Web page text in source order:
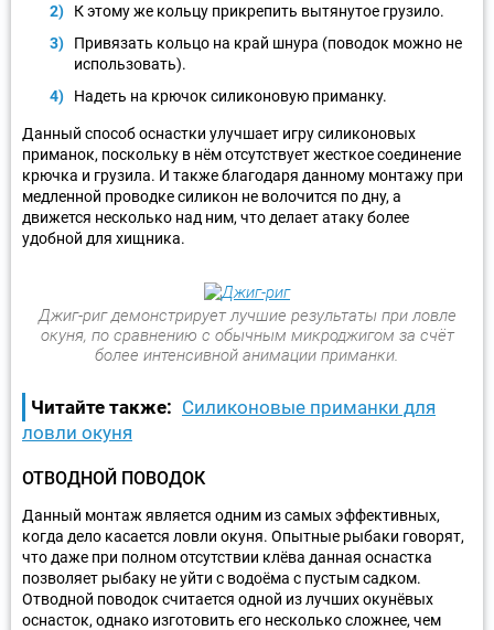
К этому же кольцу прикрепить вытянутое грузило.
Привязать кольцо на край шнура (поводок можно не
использовать).
Надеть на крючок силиконовую приманку.
Данный способ оснастки улучшает игру силиконовых
приманок, поскольку в нём отсутствует жесткое соединение
крючка и грузила. И также благодаря данному монтажу при
медленной проводке силикон не волочится по дну, а
движется несколько над ним, что делает атаку более
удобной для хищника.
Джиг-риг демонстрирует лучшие результаты при ловле
окуня, по сравнению с обычным микроджигом за счёт
более интенсивной анимации приманки.
Читайте также: Силиконовые приманки для
ловли окуня
ОТВОДНОЙ ПОВОДОК
Данный монтаж является одним из самых эффективных,
когда дело касается ловли окуня. Опытные рыбаки говорят,
что даже при полном отсутствии клёва данная оснастка
позволяет рыбаку не уйти с водоёма с пустым садком.
Отводной поводок считается одной из лучших окунёвых
оснасток, однако изготовить его несколько сложнее, чем